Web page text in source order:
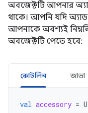
অবজেক্টটি আপনার
থাকে। আপনি যদি
আপনাকে অবশ্যই
অবজেক্টটি পেতে হবে:
কোটলিন জাভা
val accessory =